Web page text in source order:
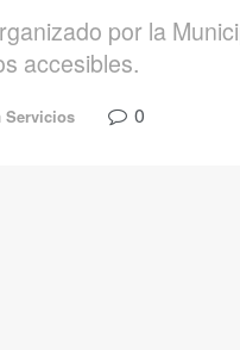
por la
accesibles.
Servicios 0